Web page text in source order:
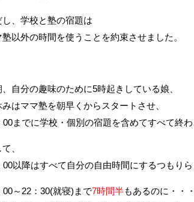
し、学校と塾の宿題は
塾以外の時間を使うことを約束させました。
、自分の趣味のために5時起きしている娘、
みはママ塾を朝早くからスタートさせ、
00までに学校・個別の宿題を含めてすべて終わ
、
00以降はすべて自分の自由時間にするつもりら
00～22：30(就寝)まで7時間半もあるのに・・・